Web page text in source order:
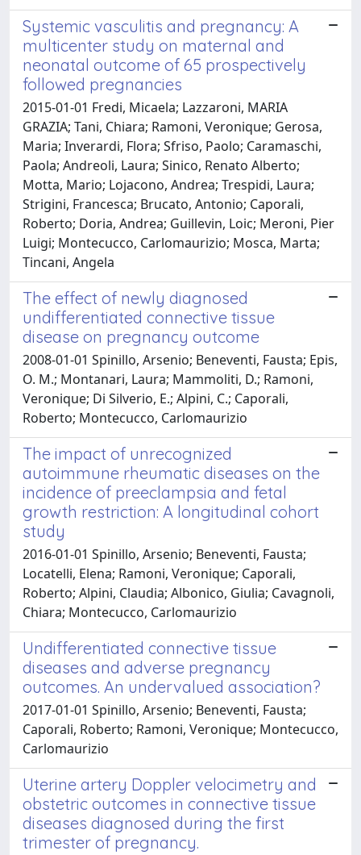
Systemic vasculitis and pregnancy: A
multicenter study on maternal and
neonatal outcome of 65 prospectively
followed pregnancies
2015-01-01 Fredi, Micaela; Lazzaroni, MARIA
GRAZIA; Tani, Chiara; Ramoni, Veronique; Gerosa,
Maria; Inverardi, Flora; Sfriso, Paolo; Caramaschi,
Paola; Andreoli, Laura; Sinico, Renato Alberto;
Motta, Mario; Lojacono, Andrea; Trespidi, Laura;
Strigini, Francesca; Brucato, Antonio; Caporali,
Roberto; Doria, Andrea; Guillevin, Loic; Meroni, Pier
Luigi; Montecucco, Carlomaurizio; Mosca, Marta;
Tincani, Angela
The effect of newly diagnosed
undifferentiated connective tissue
disease on pregnancy outcome
2008-01-01 Spinillo, Arsenio; Beneventi, Fausta; Epis,
O. M.; Montanari, Laura; Mammoliti, D.; Ramoni,
Veronique; Di Silverio, E.; Alpini, C.; Caporali,
Roberto; Montecucco, Carlomaurizio
The impact of unrecognized
autoimmune rheumatic diseases on the
incidence of preeclampsia and fetal
growth restriction: A longitudinal cohort
study
2016-01-01 Spinillo, Arsenio; Beneventi, Fausta;
Locatelli, Elena; Ramoni, Veronique; Caporali,
Roberto; Alpini, Claudia; Albonico, Giulia; Cavagnoli,
Chiara; Montecucco, Carlomaurizio
Undifferentiated connective tissue
diseases and adverse pregnancy
outcomes. An undervalued association?
2017-01-01 Spinillo, Arsenio; Beneventi, Fausta;
Caporali, Roberto; Ramoni, Veronique; Montecucco,
Carlomaurizio
Uterine artery Doppler velocimetry and
obstetric outcomes in connective tissue
diseases diagnosed during the first
trimester of pregnancy.